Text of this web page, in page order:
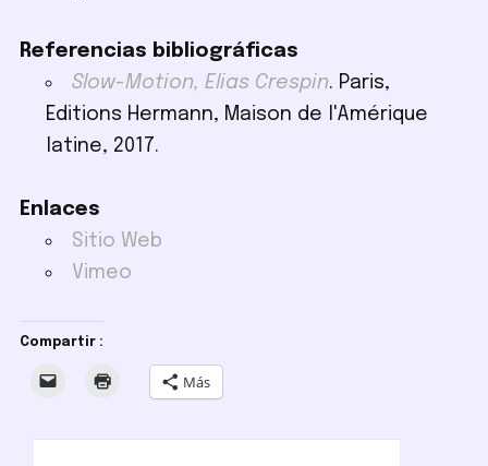
Referencias bibliográficas
Slow-Motion, Elias Crespin. Paris,
Editions Hermann, Maison de l'Amérique
latine, 2017.
Enlaces
Sitio Web
Vimeo
Compartir :
Más